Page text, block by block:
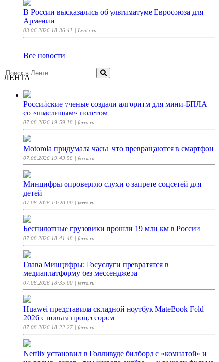
В России высказались об ультиматуме Евросоюза для
Армении
03.06.2026 18:36:41 | Lenta.ru
Все новости
ЛЕНТА
Российские ученые создали алгоритм для мини-БПЛА
со «шмелиным» полетом
07.08.2026 19:59:18 | ferra.ru
Motorola придумала часы, что превращаются в смартфон
07.08.2026 19:43:58 | ferra.ru
Минцифры опровергло слухи о запрете соцсетей для
детей
07.08.2026 19:20:00 | ferra.ru
Беспилотные грузовики прошли 19 млн км в России
07.08.2026 18:41:48 | ferra.ru
Глава Минцифры: Госуслуги превратятся в
медиаплатформу без мессенджера
07.08.2026 18:35:00 | ferra.ru
Huawei представила складной ноутбук MateBook Fold
2026 с новым процессором
07.08.2026 18:22:27 | ferra.ru
Netflix установил в Голливуде билборд с «комнатой» и